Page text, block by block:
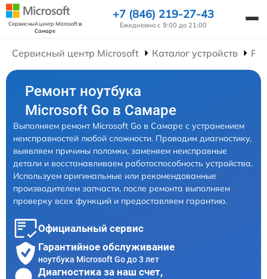
Сервисный центр Microsoftв
Самаре
+7 (846) 219-27-43
Ежедневно с 9:00 до 21:00
Сервисный центр Microsoft Каталог устройств
Ремонт ноутбука
Microsoft Go в Самаре
Выполняем ремонт Microsoft Go в Самаре с устранением
неисправностей любой сложности. Проводим диагностику,
выявляем причины поломки, заменяем неисправные
детали и восстанавливаем работоспособность устройства.
Используем оригинальные или рекомендованные
производителем запчасти, после ремонта выполняем
проверку всех функций и предоставляем гарантию.
Официальный сервис
Гарантийное обслуживание
ноутбука Microsoft Go до 3 лет
Диагностика за наш счет,